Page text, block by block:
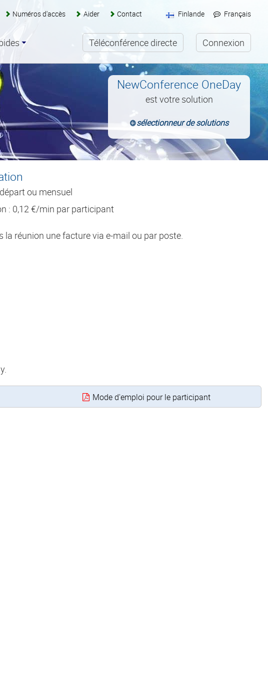
ou mensuel
: 0,12 €/min par participant
la réunion une facture via e-mail ou par poste.
Mode d'emploi pour le participant
NewConference OneDay
est votre solution
sélectionneur de solutions
Finlande Français
Numéros d'accès Aider Contact
Téléconférence directe Connexion